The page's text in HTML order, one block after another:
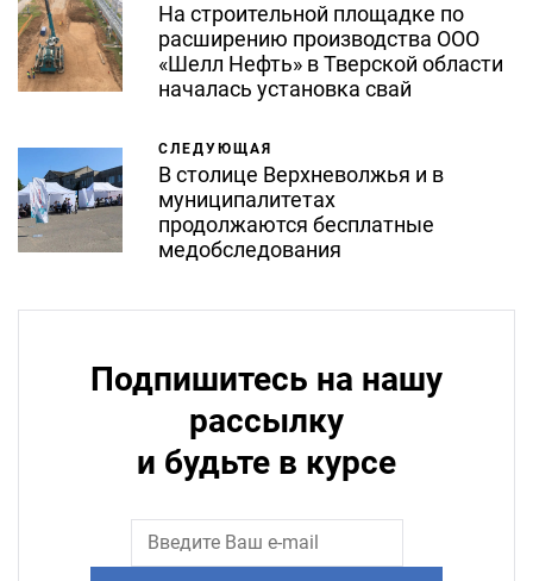
На строительной площадке по
расширению производства ООО
«Шелл Нефть» в Тверской области
началась установка свай
СЛЕДУЮЩАЯ
В столице Верхневолжья и в
муниципалитетах
продолжаются бесплатные
медобследования
Подпишитесь на нашу
рассылку
и будьте в курсе